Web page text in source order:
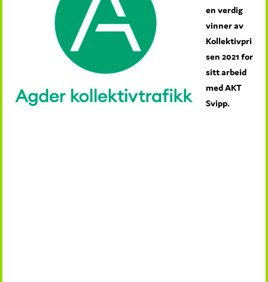
en verdig
vinner av
Kollektivpri
sen 2021 for
sitt arbeid
med AKT
Svipp.